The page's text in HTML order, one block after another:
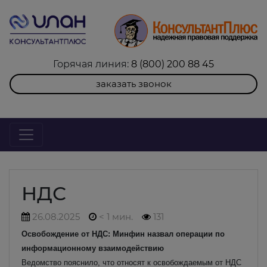
Горячая линия: 8 (800) 200 88 45
заказать звонок
НДС
26.08.2025 < 1 мин. 131
Освобождение от НДС: Минфин назвал операции по
информационному взаимодействию
Ведомство пояснило, что относят к освобождаемым от НДС